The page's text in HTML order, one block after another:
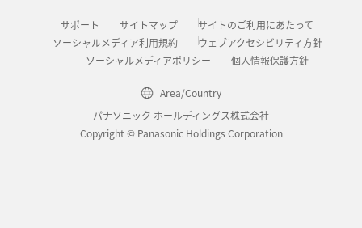
サポート サイトマップ
サイトのご利用にあたって
ソーシャルメディア利用規約
ウェブアクセシビリティ方針
ソーシャルメディアポリシー
個人情報保護方針
Area/Country
パナソニック ホールディングス株式会社
Copyright © Panasonic Holdings Corporation